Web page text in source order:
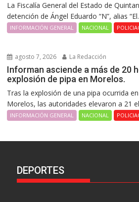
La Fiscalía General del Estado de
detención de Ángel Eduardo “N”, alias
INFORMACIÓN GENERAL NACIONAL
agosto 7, 2026 La Redacción
Informan asciende a más de 20
explosión de pipa en Morelos.
Tras la explosión de una pipa ocurrida
Morelos, las autoridades elevaron a 21
INFORMACIÓN GENERAL NACIONAL
DEPORTES